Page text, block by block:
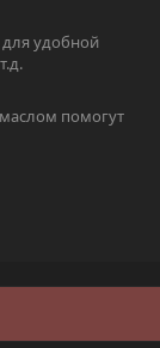
для удобной
помогут
почта